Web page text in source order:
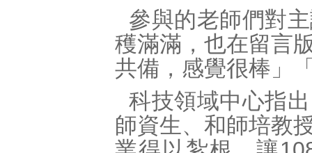
參與的老師們對
穫滿滿，也在留言
共備，感覺很棒」
科技領域中心指
師資生、和師培教